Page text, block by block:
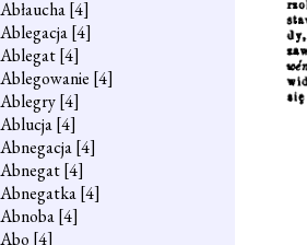
Abłaucha[4]
Ablegacja[4]
Ablegat[4]
Ablegowanie [4]
Ablegry[4]
Ablucja[4]
Abnegacja[4]
Abnegat[4]
Abnegatka[4]
Abnoba[4]
Abo [4]